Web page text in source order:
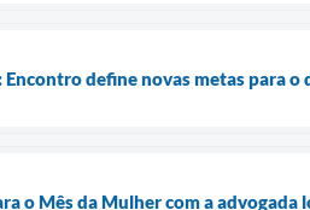
Encontro define novas metas para
o Mês da Mulher com a advogada